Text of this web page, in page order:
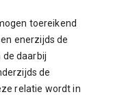
toereikend
enerzijds de
daarbij
de
relatie wordt in